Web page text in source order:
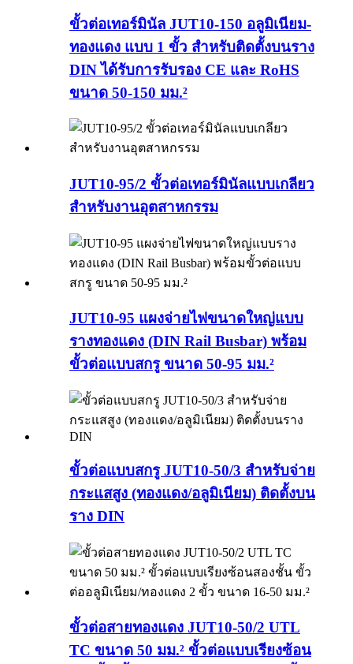
ขั้วต่อเทอร์มินัล JUT10-150 อลูมิเนียม-
ทองแดง แบบ 1 ขั้ว สำหรับติดตั้งบนราง
DIN ได้รับการรับรอง CE และ RoHS
ขนาด 50-150 มม.²
JUT10-95/2 ขั้วต่อเทอร์มินัลแบบเกลียว
สำหรับงานอุตสาหกรรม
JUT10-95 แผงจ่ายไฟขนาดใหญ่แบบ
รางทองแดง (DIN Rail Busbar) พร้อม
ขั้วต่อแบบสกรู ขนาด 50-95 มม.²
ขั้วต่อแบบสกรู JUT10-50/3 สำหรับจ่าย
กระแสสูง (ทองแดง/อลูมิเนียม) ติดตั้งบน
ราง DIN
ขั้วต่อสายทองแดง JUT10-50/2 UTL
TC ขนาด 50 มม.² ขั้วต่อแบบเรียงซ้อน